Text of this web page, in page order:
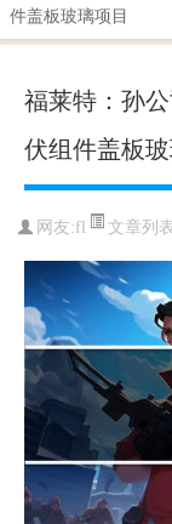
件盖板玻璃项目
福莱特：孙
伏组件盖板
网友:fl 文章列